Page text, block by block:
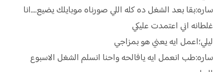
ساره:بقا بعد الشغل ده كله اللي صورناه موبايلك يضيع....انا
غلطانه اني اعتمدت عليكي
ليلي؛اعمل ايه يعني هو بمزاجي
ساره:طب انعمل ايه يافالحه واحنا انسلم الشغل الاسبوع